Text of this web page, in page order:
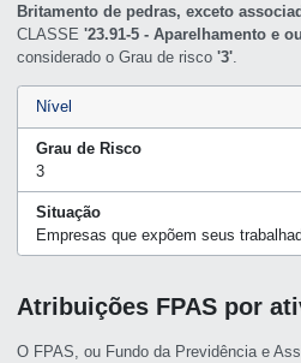
Britamento de pedras, exceto
CLASSE'23.91-5 - Aparelhamento e
considerado o Grau de risco'3'
Nível
Grau de Risco
3
Situação
Empresas que expõem seus
Atribuições FPAS por
O FPAS, ou Fundo da Previdência e